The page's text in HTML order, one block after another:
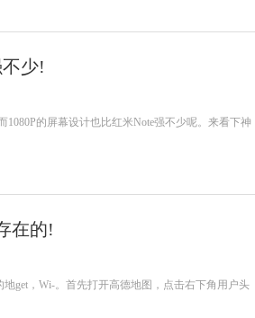
少!
的屏幕设计也比红米Note强不少呢。来看下神
在的!
get，Wi-。首先打开高德地图，点击右下角用户头